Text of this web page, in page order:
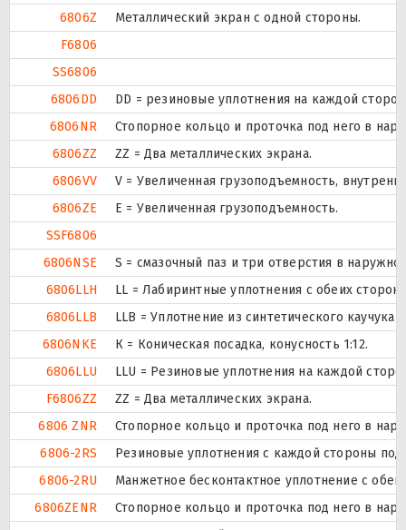
6806Z
Металлический экран с одной стороны.
F6806
SS6806
6806DD
DD = резиновые уплотнения на каждой
6806NR
Стопорное кольцо и проточка под него в
6806ZZ
ZZ = Два металлических экрана.
6806VV
V = Увеличенная грузоподъемность,
6806ZE
Е = Увеличенная грузоподъемность.
SSF6806
6806NSE
S = смазочный паз и три отверстия в
6806LLH
LL = Лабиринтные уплотнения с обеих
6806LLB
LLB = Уплотнение из синтетического каучука
6806NKE
К = Коническая посадка, конусность 1:12.
6806LLU
LLU = Резиновые уплотнения на каждой
F6806ZZ
ZZ = Два металлических экрана.
6806 ZNR
Стопорное кольцо и проточка под него в
6806-2RS
Резиновые уплотнения с каждой стороны
6806-2RU
Манжетное бесконтактное уплотнение с
6806ZENR
Стопорное кольцо и проточка под него в